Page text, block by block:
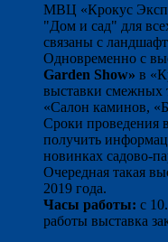
МВЦ «Крокус
"Дом и сад" для
связаны с
Одновременно с
Garden Show» в
выставки
«Салон каминов,
Сроки проведения
получить
новинках садово-
Очередная такая
2019 года.
Часы работы: с
работы выставка